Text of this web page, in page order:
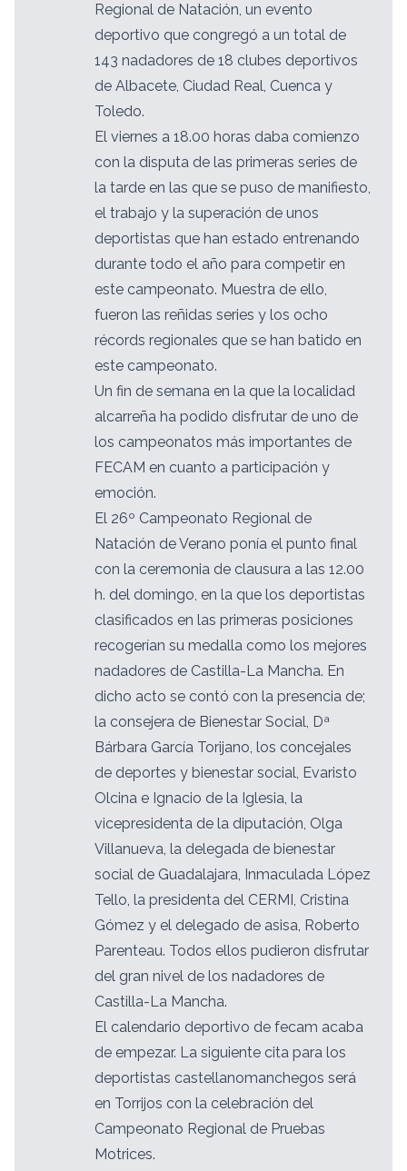
Regional de Natación, un evento
deportivo que congregó a un total de
143 nadadores de 18 clubes deportivos
de Albacete, Ciudad Real, Cuenca y
Toledo.
El viernes a 18.00 horas daba comienzo
con la disputa de las primeras series de
la tarde en las que se puso de manifiesto,
el trabajo y la superación de unos
deportistas que han estado entrenando
durante todo el año para competir en
este campeonato. Muestra de ello,
fueron las reñidas series y los ocho
récords regionales que se han batido en
este campeonato.
Un fin de semana en la que la localidad
alcarreña ha podido disfrutar de uno de
los campeonatos más importantes de
FECAM en cuanto a participación y
emoción.
El 26º Campeonato Regional de
Natación de Verano ponía el punto final
con la ceremonia de clausura a las 12.00
h. del domingo, en la que los deportistas
clasificados en las primeras posiciones
recogerían su medalla como los mejores
nadadores de Castilla-La Mancha. En
dicho acto se contó con la presencia de;
la consejera de Bienestar Social, Dª
Bárbara García Torijano, los concejales
de deportes y bienestar social, Evaristo
Olcina e Ignacio de la Iglesia, la
vicepresidenta de la diputación, Olga
Villanueva, la delegada de bienestar
social de Guadalajara, Inmaculada López
Tello, la presidenta del CERMI, Cristina
Gómez y el delegado de asisa, Roberto
Parenteau. Todos ellos pudieron disfrutar
del gran nivel de los nadadores de
Castilla-La Mancha.
El calendario deportivo de fecam acaba
de empezar. La siguiente cita para los
deportistas castellanomanchegos será
en Torrijos con la celebración del
Campeonato Regional de Pruebas
Motrices.